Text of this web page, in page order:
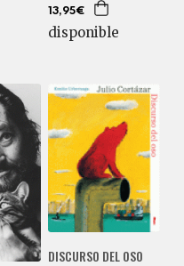
13,95€
disponible
DISCURSO DEL OSO